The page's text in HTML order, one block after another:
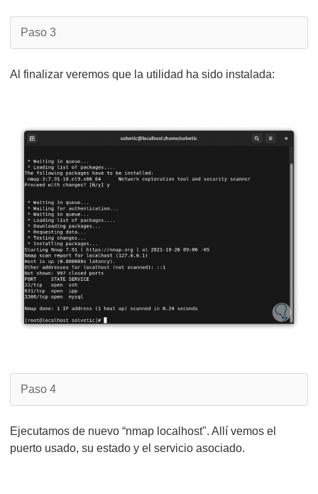
Paso 3
Al finalizar veremos que la utilidad ha sido instalada:
Paso 4
Ejecutamos de nuevo “nmap localhost". Allí vemos el
puerto usado, su estado y el servicio asociado.